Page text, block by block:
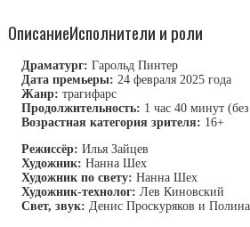
ОписаниеИсполнители и роли
Драматург: Гарольд Пинтер
Дата премьеры: 24 февраля 2025 года
Жанр: трагифарс
Продолжительность: 1 час 40 минут (без
Возрастная категория зрителя: 16+
Режиссёр: Илья Зайцев
Художник: Нанна Шех
Художник по свету: Нанна Шех
Художник-технолог: Лев Киновский
Свет, звук: Денис Проскуряков и